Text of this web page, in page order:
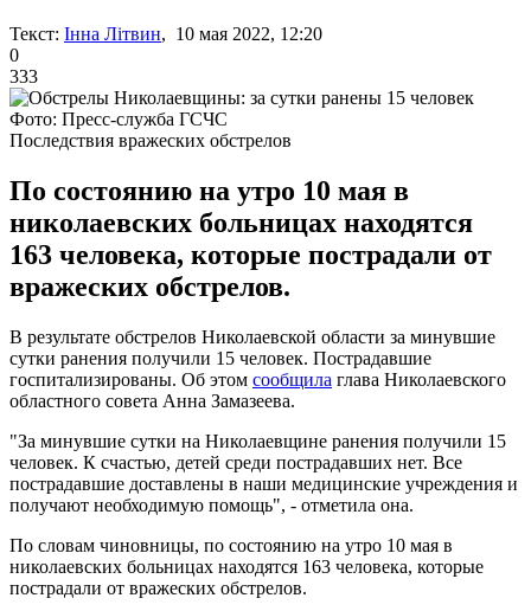
Текст: Інна Літвин, 10 мая 2022, 12:20
0
333
Фото: Пресс-служба ГСЧС
Последствия вражеских обстрелов
По состоянию на утро 10 мая в
николаевских больницах находятся
163 человека, которые пострадали от
вражеских обстрелов.
В результате обстрелов Николаевской области за минувшие
сутки ранения получили 15 человек. Пострадавшие
госпитализированы. Об этом сообщила глава Николаевского
областного совета Анна Замазеева.
"За минувшие сутки на Николаевщине ранения получили 15
человек. К счастью, детей среди пострадавших нет. Все
пострадавшие доставлены в наши медицинские учреждения и
получают необходимую помощь", - отметила она.
По словам чиновницы, по состоянию на утро 10 мая в
николаевских больницах находятся 163 человека, которые
пострадали от вражеских обстрелов.